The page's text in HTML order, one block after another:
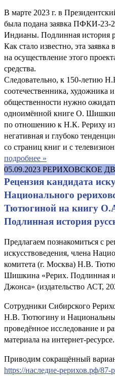
В марте 2023 г. в
была подана заявка ПФКИ-23-
Индианы. Подлинная история
Как стало известно, эта
на осуществление этого
средства.
Следовательно, к 150-летию
соотечественника, художника
общественности нужно
одноимённой книге О.
по отношению к Н.К. Рериху
негативная и глубоко
со страниц книг и с
подробнее »
05.09.2023 РЕРИХОВСКОЕ
Рецензия кандидата
Национального
Тютюгиной на книгу
Подлинная история
Предлагаем познакомиться с
искусствоведения, члена
комитета (г. Москва) Н.В.
Шишкина «Рерих. Подлинная
Джонса» (издательство АСТ,
Сотрудники Сибирского
Н.В. Тютюгину и
проведённое исследование и
материала на интернет-ресурсе.
Приводим сокращённый
https://наследие-рерихов.рф/87-